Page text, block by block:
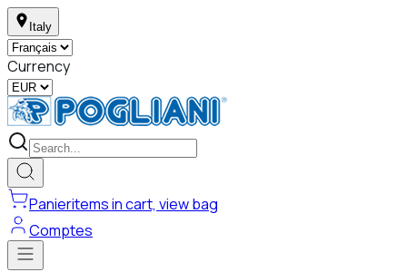
Italy
Currency
Panieritems in cart, view bag
Comptes